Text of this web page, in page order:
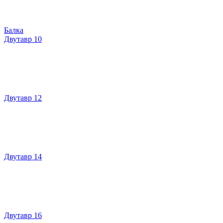
Балка
Двутавр 10
Двутавр 12
Двутавр 14
Двутавр 16